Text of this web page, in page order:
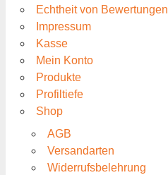
Echtheit von Bewertungen
Impressum
Kasse
Mein Konto
Produkte
Profiltiefe
Shop
AGB
Versandarten
Widerrufsbelehrung